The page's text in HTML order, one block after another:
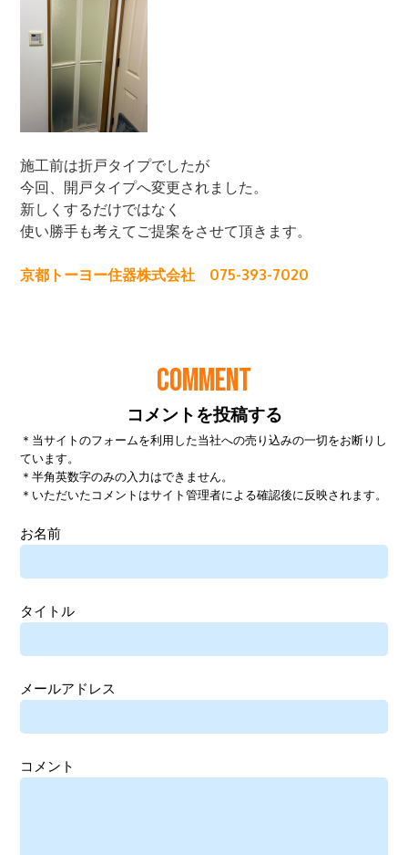
COMMENT
コメントを投稿する
＊当サイトのフォームを利用した当社への売り込みの一切をお断りし
ています。
＊半角英数字のみの入力はできません。
＊いただいたコメントはサイト管理者による確認後に反映されます。
お名前
タイトル
メールアドレス
コメント